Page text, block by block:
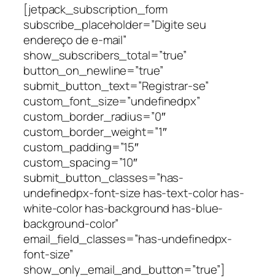
[jetpack_subscription_form
subscribe_placeholder=”Digite seu
endereço de e-mail”
show_subscribers_total=”true”
button_on_newline=”true”
submit_button_text=”Registrar-se”
custom_font_size=”undefinedpx”
custom_border_radius=”0″
custom_border_weight=”1″
custom_padding=”15″
custom_spacing=”10″
submit_button_classes=”has-
undefinedpx-font-size has-text-color has-
white-color has-background has-blue-
background-color”
email_field_classes=”has-undefinedpx-
font-size”
show_only_email_and_button=”true”]